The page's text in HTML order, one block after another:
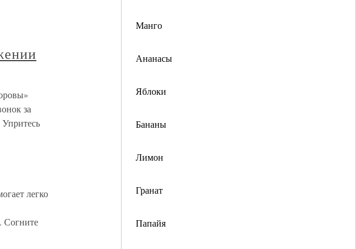
Манго
Ананасы
Яблоки
Бананы
Лимон
Гранат
Папайя
за
легко
Согните